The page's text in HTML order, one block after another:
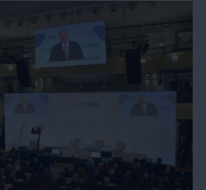
e inimigo da
pelo maior surto de HIV
era governador, adversário
“demasiado moderno”
da homossexualidade,
para lidar com a crise do
da primeira reunião do
os participantes rezando
seja afastado.